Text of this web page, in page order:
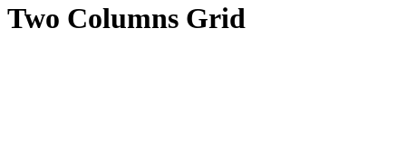
Two Columns Grid